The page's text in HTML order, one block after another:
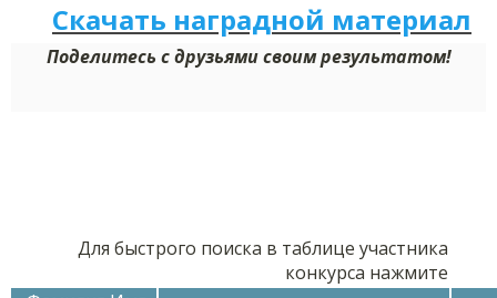
Скачать наградной материал
Поделитесь с друзьями своим результатом!
Для быстрого поиска в таблице участника
конкурса нажмите